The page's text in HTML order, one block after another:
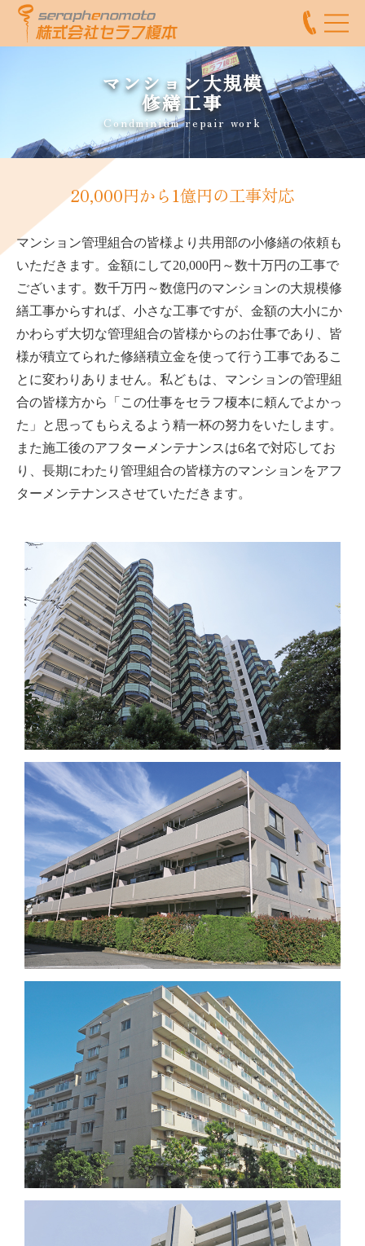
マンション大規模
修繕工事
Condminium repair work
20,000円から1億円の工事対応
マンション管理組合の皆様より共用部の小修繕の依頼も
いただきます。金額にして20,000円～数十万円の工事で
ございます。数千万円～数億円のマンションの大規模修
繕工事からすれば、小さな工事ですが、金額の大小にか
かわらず大切な管理組合の皆様からのお仕事であり、皆
様が積立てられた修繕積立金を使って行う工事であるこ
とに変わりありません。私どもは、マンションの管理組
合の皆様方から「この仕事をセラフ榎本に頼んでよかっ
た」と思ってもらえるよう精一杯の努力をいたします。
また施工後のアフターメンテナンスは6名で対応してお
り、長期にわたり管理組合の皆様方のマンションをアフ
ターメンテナンスさせていただきます。